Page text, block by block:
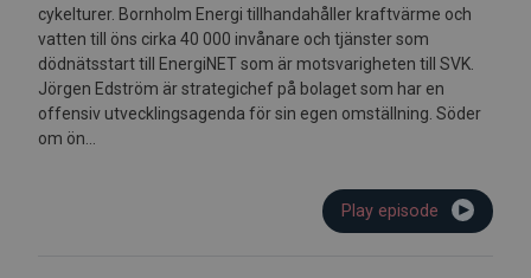
cykelturer. Bornholm Energi tillhandahåller kraftvärme och
vatten till öns cirka 40 000 invånare och tjänster som
dödnätsstart till EnergiNET som är motsvarigheten till SVK.
Jörgen Edström är strategichef på bolaget som har en
offensiv utvecklingsagenda för sin egen omställning. Söder
om ön...
Play episode